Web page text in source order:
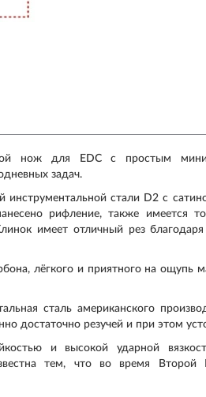
нож для EDC с простым
задач.
стали D2 с
рифление, также имеется
имеет отличный рез
лёгкого и приятного на ощупь
сталь американского
достаточно резучей и при этом
и высокой ударной
тем, что во время Второй